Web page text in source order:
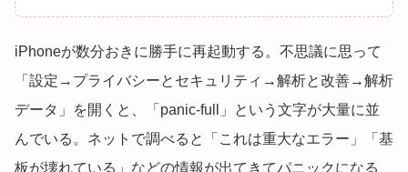
iPhoneが数分おきに勝手に再起動する。不思議に思って
「設定→プライバシーとセキュリティ→解析と改善→解析
データ」を開くと、「panic-full」という文字が大量に並
んでいる。ネットで調べると「これは重大なエラー」「基
板が壊れている」などの情報が出てきてパニックになる